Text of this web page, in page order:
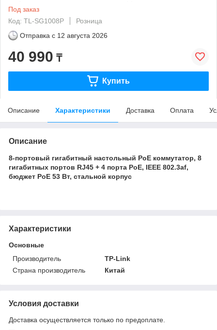
Под заказ
Код: TL-SG1008P
Розница
Отправка с 12 августа 2026
40 990 ₸
Купить
Описание Характеристики Доставка Оплата
Описание
8-портовый гигабитный настольный PoE коммутатор, 8
гигабитных портов RJ45 + 4 порта PoE, IEEE 802.3af,
бюджет PoE 53 Вт, стальной корпус
Характеристики
Основные
Производитель
TP-Link
Страна производитель
Китай
Условия доставки
Доставка осуществляется только по предоплате.